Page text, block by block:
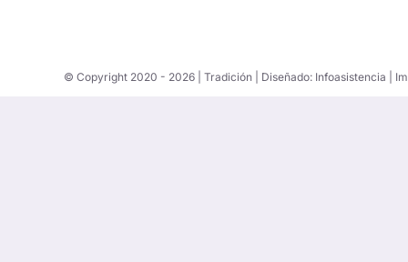
© Copyright 2020 - 2026 | Tradición | Diseñado: Infoasistencia |